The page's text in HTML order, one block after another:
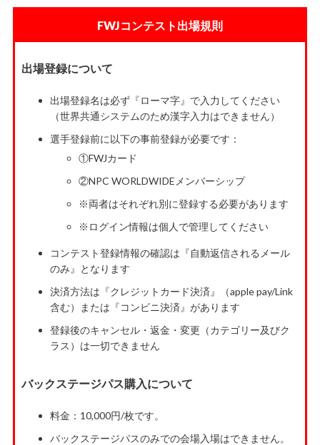
FWJコンテスト出場規則
出場登録について
出場登録名は必ず『ローマ字』で入力してください
（世界共通システムのため漢字入力はできません）
選手登録前に以下の事前登録が必要です：
①FWJカード
②NPC WORLDWIDEメンバーシップ
※両者はそれぞれ別に登録する必要があります
※ログイン情報は個人で管理してください
コンテスト登録情報の確認は『自動返信されるメール
のみ』となります
決済方法は『クレジットカード決済』（apple pay/Link
含む）または『コンビニ決済』があります
登録後のキャンセル・返金・変更（カテゴリー及びク
ラス）は一切できません
バックステージパス購入について
料金：10,000円/枚です。
バックステージパスのみでの会場入場はできません。